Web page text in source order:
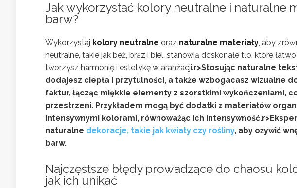
Jak wykorzystać kolory neutralne i naturalne
barw?
Wykorzystaj kolory neutralne oraz naturalne materiały, aby
neutralne, takie jak beż, brąz i biel, stanowią doskonałe tło, które
tworzysz harmonię i estetykę w aranżacji.r>Stosując naturalne
dodajesz ciepła i przytulności, a także wzbogacasz wizualne
faktur, łącząc miękkie elementy z szorstkimi wykończeniami,
przestrzeni. Przykładem mogą być dodatki z materiałów
intensywnymi kolorami, równoważąc ich intensywność.
naturalne dekoracje, takie jak kwiaty czy rośliny, aby ożywić
barw.
Najczęstsze błędy prowadzące do chaosu
jak ich unikać